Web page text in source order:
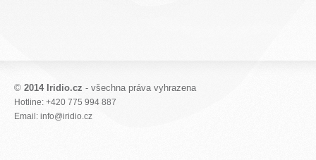
© 2014 Iridio.cz - všechna práva vyhrazena
Hotline: +420 775 994 887
Email: info@iridio.cz